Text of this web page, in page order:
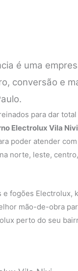
é uma
conversão e
para dar
Electrolux Vila Nivi
poder atender
norte, leste,
fogões Electrolux,
mão-de-obra
perto do seu